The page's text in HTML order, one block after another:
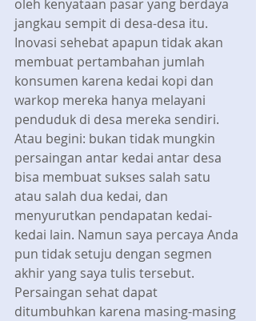
oleh kenyataan pasar yang berdaya
jangkau sempit di desa-desa itu.
Inovasi sehebat apapun tidak akan
membuat pertambahan jumlah
konsumen karena kedai kopi dan
warkop mereka hanya melayani
penduduk di desa mereka sendiri.
Atau begini: bukan tidak mungkin
persaingan antar kedai antar desa
bisa membuat sukses salah satu
atau salah dua kedai, dan
menyurutkan pendapatan kedai-
kedai lain. Namun saya percaya Anda
pun tidak setuju dengan segmen
akhir yang saya tulis tersebut.
Persaingan sehat dapat
ditumbuhkan karena masing-masing